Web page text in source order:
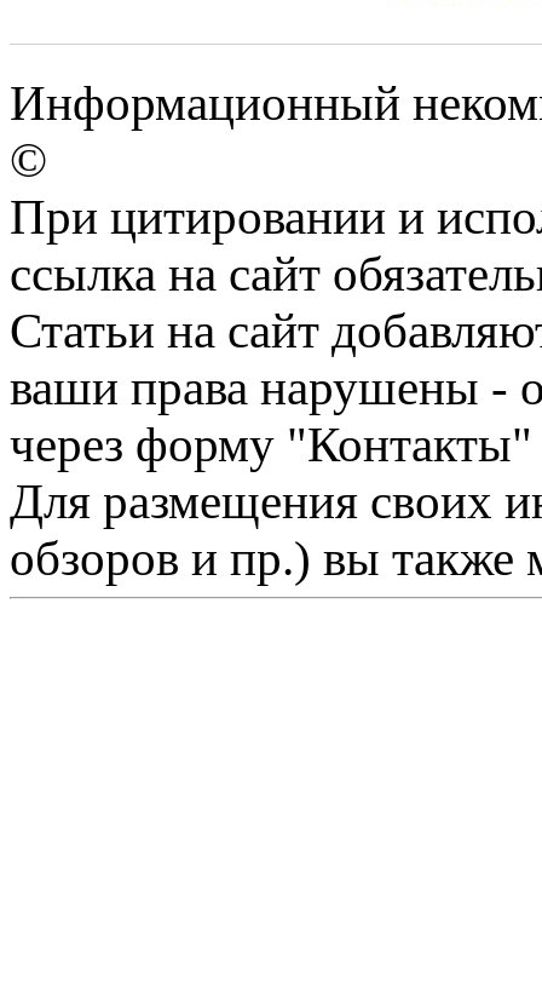
Информационный
©
При цитировании и
ссылка на сайт
Статьи на сайт
ваши права нарушены -
через форму "Контакты"
Для размещения своих
обзоров и пр.) вы также